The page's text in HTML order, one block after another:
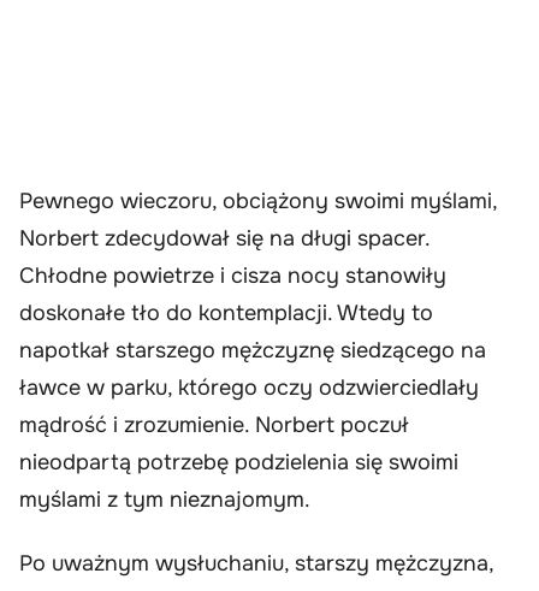
Pewnego wieczoru, obciążony swoimi myślami,
Norbert zdecydował się na długi spacer.
Chłodne powietrze i cisza nocy stanowiły
doskonałe tło do kontemplacji. Wtedy to
napotkał starszego mężczyznę siedzącego na
ławce w parku, którego oczy odzwierciedlały
mądrość i zrozumienie. Norbert poczuł
nieodpartą potrzebę podzielenia się swoimi
myślami z tym nieznajomym.
Po uważnym wysłuchaniu, starszy mężczyzna,